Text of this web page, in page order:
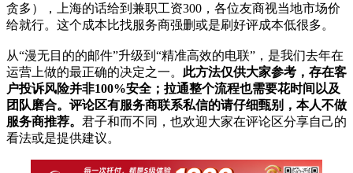
贪多），上海的话给到兼职工资300，各位友商视当地市场价
给就行。这个成本比找服务商强删或是刷好评成本低很多。
从“漫无目的的邮件”升级到“精准高效的电联”，是我们去年在
运营上做的最正确的决定之一。 此方法仅供大家参考，存在客
户投诉风险并非100%安全；拉通整个流程也需要花时间以及
团队磨合。评论区有服务商联系私信的请仔细甄别，本人不做
服务商推荐。 君子和而不同，也欢迎大家在评论区分享自己的
看法或是提供建议。